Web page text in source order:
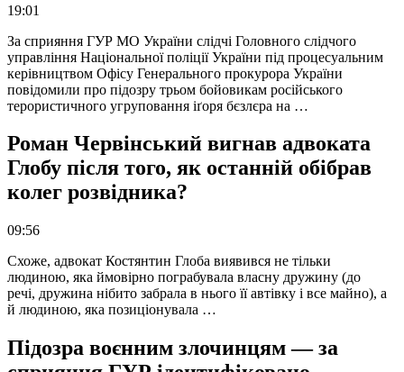
19:01
За сприяння ГУР МО України слідчі Головного слідчого
управління Національної поліції України під процесуальним
керівництвом Офісу Генерального прокурора України
повідомили про підозру трьом бойовикам російського
терористичного угруповання іґоря бєзлєра на …
Роман Червінський вигнав адвоката
Глобу після того, як останній обібрав
колег розвідника?
09:56
Схоже, адвокат Костянтин Глоба виявився не тільки
людиною, яка ймовірно пограбувала власну дружину (до
речі, дружина нібито забрала в нього її автівку і все майно), а
й людиною, яка позиціонувала …
Підозра воєнним злочинцям — за